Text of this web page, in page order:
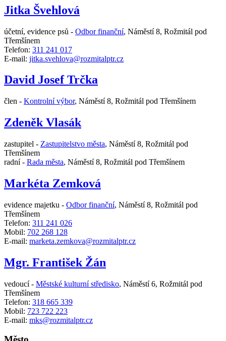
Jitka Švehlová
účetní, evidence psů - Odbor finanční, Náměstí 8, Rožmitál pod
Třemšínem
Telefon: 311 241 017
E-mail: jitka.svehlova@rozmitalptr.cz
David Josef Trčka
člen - Kontrolní výbor, Náměstí 8, Rožmitál pod Třemšínem
Zdeněk Vlasák
zastupitel - Zastupitelstvo města, Náměstí 8, Rožmitál pod
Třemšínem
radní - Rada města, Náměstí 8, Rožmitál pod Třemšínem
Markéta Zemková
evidence majetku - Odbor finanční, Náměstí 8, Rožmitál pod
Třemšínem
Telefon: 311 241 026
Mobil: 702 268 128
E-mail: marketa.zemkova@rozmitalptr.cz
Mgr. František Žán
vedoucí - Městské kulturní středisko, Náměstí 6, Rožmitál pod
Třemšínem
Telefon: 318 665 339
Mobil: 723 722 223
E-mail: mks@rozmitalptr.cz